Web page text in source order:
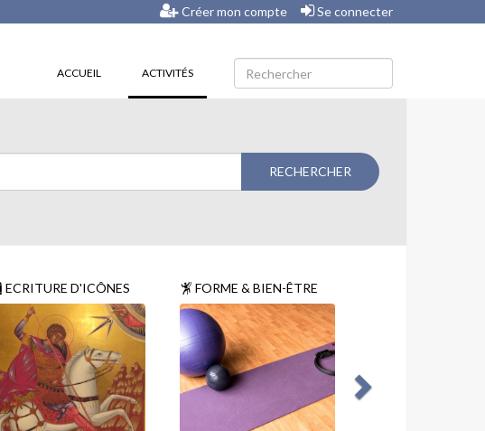
Créer mon compte Se connecter
ACCUEIL ACTIVITÉS(CURRENT)
ECRITURE D'ICÔNES FORME & BIEN-ÊTRE